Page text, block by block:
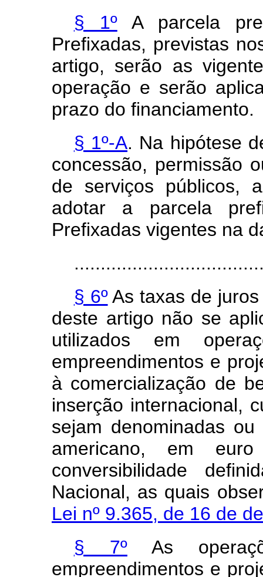
§ 1ºA parcela
Prefixadas, previstas
artigo, serão as
operação e serão
prazo do financiamento.
§ 1º-A. Na hipótese
concessão, permissão
de serviços públicos,
adotar a parcela
Prefixadas vigentes na
§ 6ºAs taxas de
deste artigo não se
utilizados em
empreendimentos e
à comercialização de
inserção internacional,
sejam denominadas
americano, em
conversibilidade
Nacional, as quais
Lei nº 9.365, de 16 de
§ 7ºAs
empreendimentos e